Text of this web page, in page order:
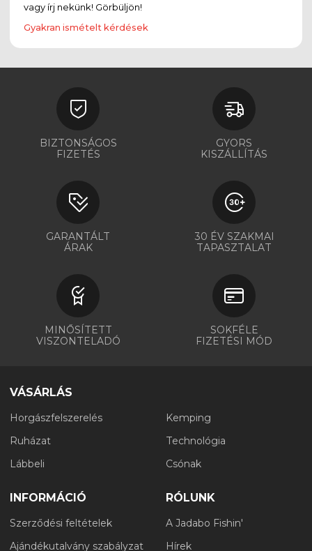
vagy írj nekünk! Görbüljön!
Gyakran ismételt kérdések
BIZTONSÁGOS
FIZETÉS
GYORS
KISZÁLLÍTÁS
GARANTÁLT
ÁRAK
30 ÉV SZAKMAI
TAPASZTALAT
MINŐSÍTETT
VISZONTELADÓ
SOKFÉLE
FIZETÉSI MÓD
VÁSÁRLÁS
Horgászfelszerelés
Ruházat
Lábbeli
Kemping
Technológia
Csónak
INFORMÁCIÓ
Szerződési feltételek
Ajándékutalvány szabályzat
RÓLUNK
A Jadabo Fishin'
Hírek